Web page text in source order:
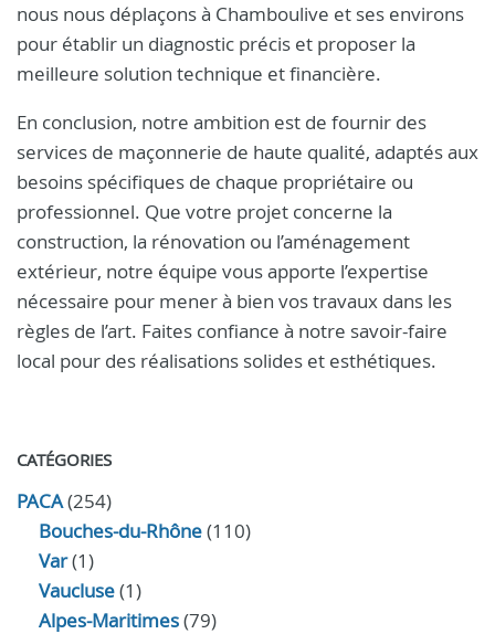
nous nous déplaçons à Chamboulive et ses environs
pour établir un diagnostic précis et proposer la
meilleure solution technique et financière.
En conclusion, notre ambition est de fournir des
services de maçonnerie de haute qualité, adaptés aux
besoins spécifiques de chaque propriétaire ou
professionnel. Que votre projet concerne la
construction, la rénovation ou l’aménagement
extérieur, notre équipe vous apporte l’expertise
nécessaire pour mener à bien vos travaux dans les
règles de l’art. Faites confiance à notre savoir-faire
local pour des réalisations solides et esthétiques.
CATÉGORIES
PACA(254)
Bouches-du-Rhône(110)
Var(1)
Vaucluse(1)
Alpes-Maritimes(79)